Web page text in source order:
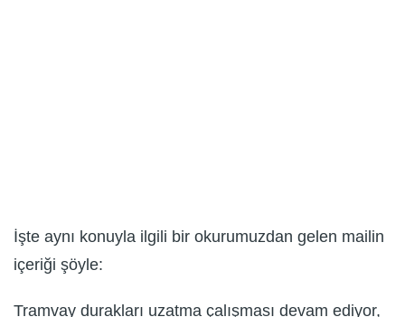
İşte aynı konuyla ilgili bir okurumuzdan gelen mailin
içeriği şöyle:
Tramvay durakları uzatma çalışması devam ediyor,